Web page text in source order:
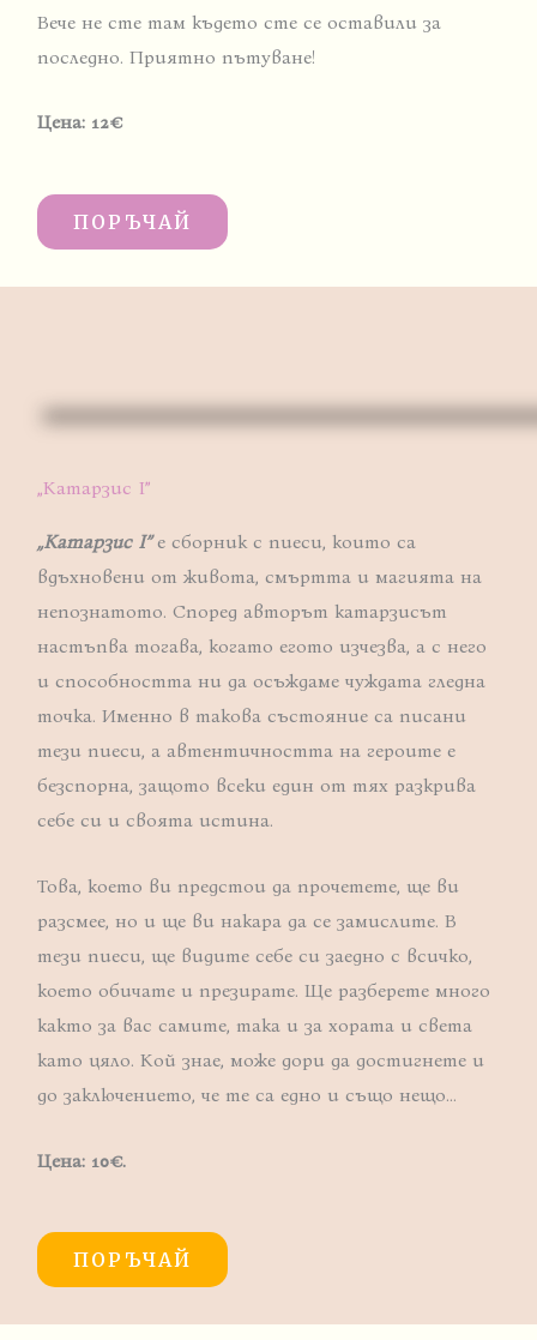
Вече не сте там където сте се оставили за
последно. Приятно пътуване!
Цена: 12€
ПОРЪЧАЙ
„Катарзис I”
„Катарзис I” е сборник с пиеси, които са
вдъхновени от живота, смъртта и магията на
непознатото. Според авторът катарзисът
настъпва тогава, когато егото изчезва, а с него
и способността ни да осъждаме чуждата гледна
точка. Именно в такова състояние са писани
тези пиеси, а автентичността на героите е
безспорна, защото всеки един от тях разкрива
себе си и своята истина.
Това, което ви предстои да прочетете, ще ви
разсмее, но и ще ви накара да се замислите. В
тези пиеси, ще видите себе си заедно с всичко,
което обичате и презирате. Ще разберете много
както за вас самите, така и за хората и света
като цяло. Кой знае, може дори да достигнете и
до заключението, че те са едно и също нещо…
Цена: 10€.
ПОРЪЧАЙ